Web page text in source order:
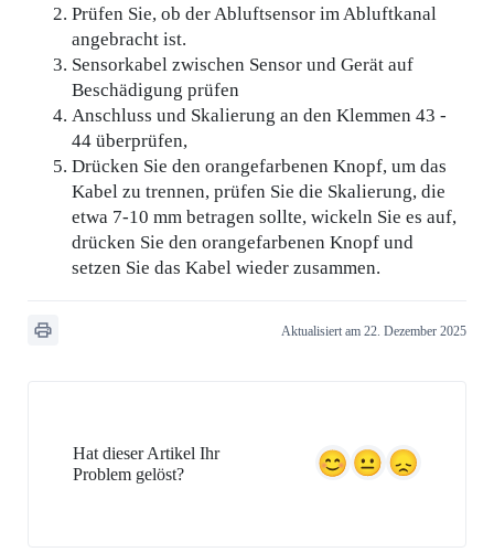
Prüfen Sie, ob der Abluftsensor im Abluftkanal
angebracht ist.
Sensorkabel zwischen Sensor und Gerät auf
Beschädigung prüfen
Anschluss und Skalierung an den Klemmen 43 -
44 überprüfen,
Drücken Sie den orangefarbenen Knopf, um das
Kabel zu trennen, prüfen Sie die Skalierung, die
etwa 7-10 mm betragen sollte, wickeln Sie es auf,
drücken Sie den orangefarbenen Knopf und
setzen Sie das Kabel wieder zusammen.
Aktualisiert am 22. Dezember 2025
Hat dieser Artikel Ihr
Problem gelöst?